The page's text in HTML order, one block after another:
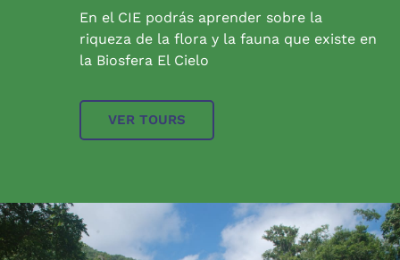
En el CIE podrás aprender sobre la
riqueza de la flora y la fauna que existe en
la Biosfera El Cielo
VER TOURS